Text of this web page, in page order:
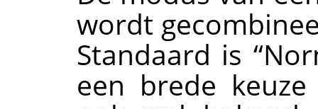
wordt
Standaard is “
een brede